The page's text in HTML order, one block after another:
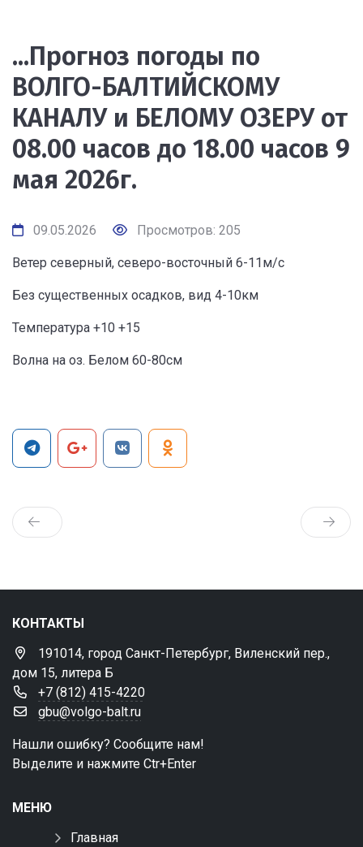
...Прогноз погоды по
ВОЛГО-БАЛТИЙСКОМУ
КАНАЛУ и БЕЛОМУ ОЗЕРУ от
08.00 часов до 18.00 часов 9
мая 2026г.
09.05.2026 Просмотров: 205
Ветер северный, северо-восточный 6-11м/с
Без существенных осадков, вид 4-10км
Температура +10 +15
Волна на оз. Белом 60-80см
КОНТАКТЫ
191014, город Санкт-Петербург, Виленский пер.,
дом 15, литера Б
+7 (812) 415-4220
gbu@volgo-balt.ru
Нашли ошибку? Сообщите нам!
Выделите и нажмите Ctr+Enter
МЕНЮ
Главная